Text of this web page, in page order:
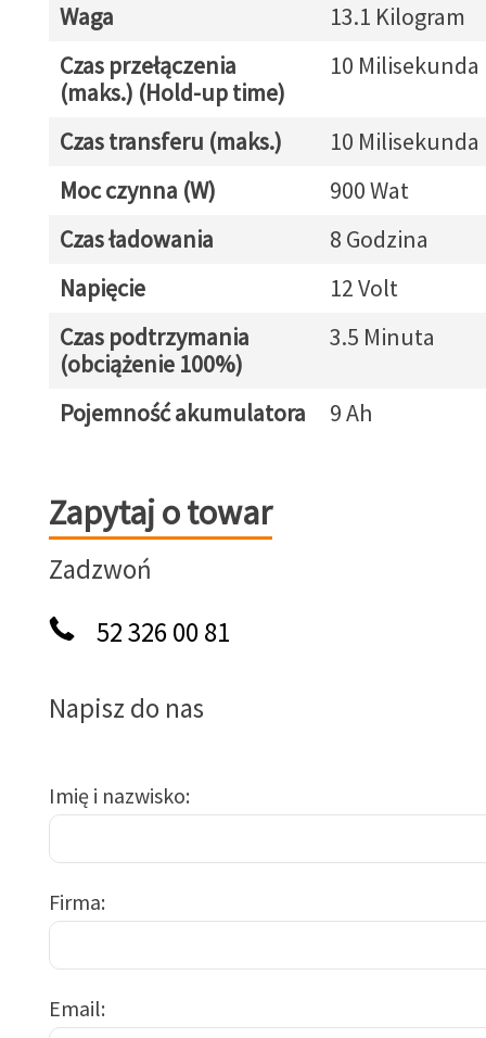
Waga
13.1 Kilogram
Czas przełączenia
(maks.) (Hold-up time)
10 Milisekunda
Czas transferu (maks.)
10 Milisekunda
Moc czynna (W)
900 Wat
Czas ładowania
8 Godzina
Napięcie
12 Volt
Czas podtrzymania
(obciążenie 100%)
3.5 Minuta
Pojemność akumulatora 9 Ah
Zapytaj o towar
Zapytaj o towar
Zadzwoń
52 326 00 81
Napisz do nas
Imię i nazwisko
Firma
Email